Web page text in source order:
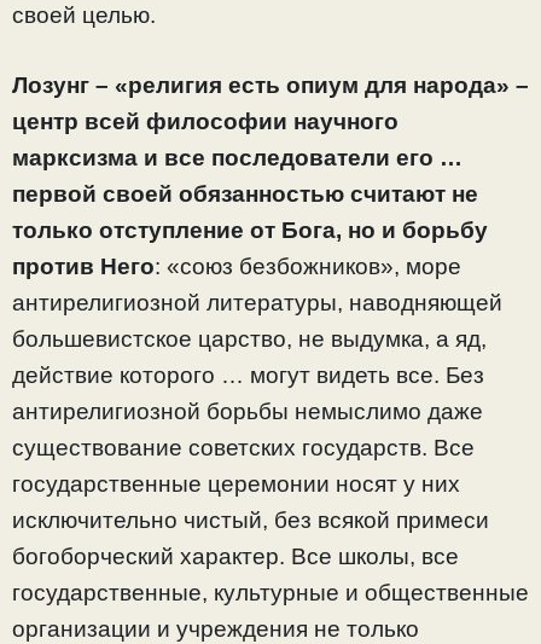
своей целью.
Лозунг – «религия есть опиум для народа» –
центр всей философии научного
марксизма и все последователи его …
первой своей обязанностью считают не
только отступление от Бога, но и борьбу
против Него: «союз безбожников», море
антирелигиозной литературы, наводняющей
большевистское царство, не выдумка, а яд,
действие которого … могут видеть все. Без
антирелигиозной борьбы немыслимо даже
существование советских государств. Все
государственные церемонии носят у них
исключительно чистый, без всякой примеси
богоборческий характер. Все школы, все
государственные, культурные и общественные
организации и учреждения не только